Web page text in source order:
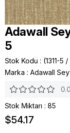
Adawall
5
Stok Kodu
(1311-5
Marka : Adawall
0.0
Stok Miktarı : 85
$54.17